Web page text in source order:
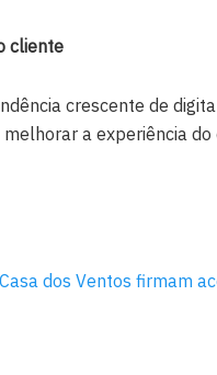
cliente
crescente de
a experiência
dos Ventos firmam